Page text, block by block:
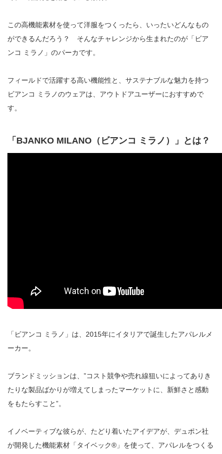
この高機能素材を使って洋服をつくったら、いったいどんなもの
ができるんだろう？ そんなチャレンジから生まれたのが「ビア
ンコ ミラノ」のパーカです。
フィールドで活躍する高い機能性と、サステナブルな魅力を持つ
ビアンコ ミラノのウェアは、アウトドアユーザーにおすすめで
す。
「BJANKO MILANO（ビアンコ ミラノ）」とは？
「ビアンコ ミラノ」は、2015年にイタリアで誕生したアパレルメ
ーカー。
ブランドミッションは、”コスト競争や売れ線狙いによってありき
たりな製品ばかりが増えてしまったマーケットに、新鮮さと感動
をもたらすこと”。
イノベーティブな彼らが、たどり着いたアイデアが、デュポン社
が開発した機能素材「タイベック®︎」を使って、アパレルをつくる